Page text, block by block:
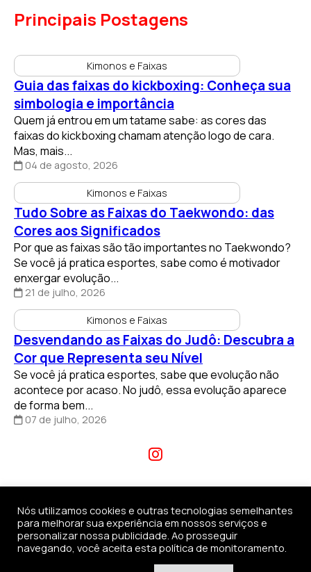
Principais Postagens
Kimonos e Faixas
Guia das faixas do kickboxing: Conheça sua
simbologia e importância
Quem já entrou em um tatame sabe: as cores das
faixas do kickboxing chamam atenção logo de cara.
Mas, mais...
04 de agosto, 2026
Kimonos e Faixas
Tudo Sobre as Faixas do Taekwondo: das
Cores aos Significados
Por que as faixas são tão importantes no Taekwondo?
Se você já pratica esportes, sabe como é motivador
enxergar evolução...
21 de julho, 2026
Kimonos e Faixas
Desvendando as Faixas do Judô: Descubra a
Cor que Representa seu Nível
Se você já pratica esportes, sabe que evolução não
acontece por acaso. No judô, essa evolução aparece
de forma bem...
07 de julho, 2026
(11) 96690-2229
Nós utilizamos cookies e outras tecnologias semelhantes
para melhorar sua experiência em nossos serviços e
personalizar nossa publicidade. Ao prosseguir
navegando, você aceita esta política de monitoramento.